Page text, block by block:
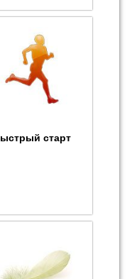
старт